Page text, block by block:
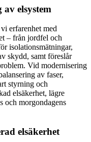
elsystem
erfarenhet med
– från jordfel och
isolationsmätningar,
skydd, samt föreslår
Vid modernisering
av faser,
styrning och
elsäkerhet, lägre
och morgondagens
elsäkerhet